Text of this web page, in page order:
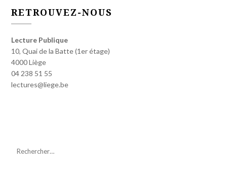
RETROUVEZ-NOUS
Lecture Publique
10, Quai de la Batte (1er étage)
4000 Liège
04 238 51 55
lectures@liege.be